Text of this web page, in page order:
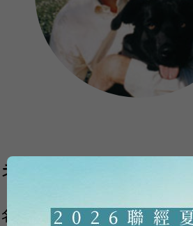
簡介
歷史學家，暢銷作品包括